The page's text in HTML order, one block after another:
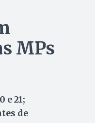
MPs
e 21;
de